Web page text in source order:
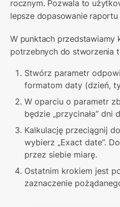
rocznym. Pozwala to
lepsze dopasowanie
W punktach przedstawiamy
potrzebnych do stworzenia
Stwórz parametr
formatom daty (dzień,
W oparciu o parametr
będzie „przycinała”
Kalkulację przeciągnij
wybierz „Exact date”.
przez siebie miarę.
Ostatnim krokiem jest
zaznaczenie